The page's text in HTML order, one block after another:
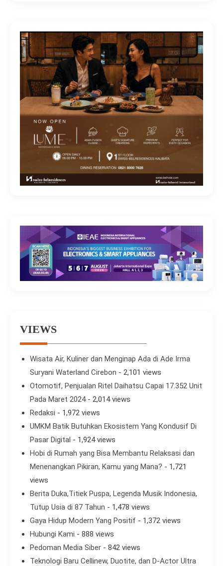
VIEWS
Wisata Air, Kuliner dan Menginap Ada di Ade Irma
Suryani Waterland Cirebon - 2,101 views
Otomotif, Penjualan Ritel Daihatsu Capai 17.352 Unit
Pada Maret 2024- 2,014 views
Redaksi - 1,972 views
UMKM Batik Butuhkan Ekosistem Yang Kondusif Di
Pasar Digital - 1,924 views
Hobi di Rumah yang Bisa Membantu Relaksasi dan
Menenangkan Pikiran, Kamu yang Mana? - 1,721
views
Berita Duka,Titiek Puspa, Legenda Musik Indonesia,
Tutup Usia di 87 Tahun - 1,478 views
Gaya Hidup Modern Yang Positif - 1,372 views
Hubungi Kami - 888 views
Pedoman Media Siber - 842 views
Teknologi Baru Cellinew, Duotite, dan D-Actor Ultra